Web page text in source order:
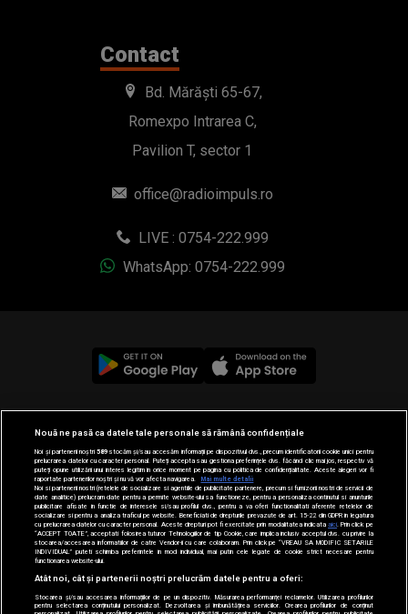
Contact
Bd. Mărăști 65-67,
Romexpo Intrarea C,
Pavilion T, sector 1
office@radioimpuls.ro
LIVE : 0754-222.999
WhatsApp: 0754-222.999
© 2019-2026 DOGAN MEDIA INTERNATIONAL SA, Toate
drepturile rezervate.
Nouă ne pasă ca datele tale personale să rămână confidențiale
Noi și partenerii noștri589stocăm și/sau accesăm informații pe dispozitivul dvs., precum identificatorii cookie unici pentru
prelucrarea datelor cu caracter personal. Puteți accepta sau gestiona preferințele dvs. făcând clic mai jos, respectiv vă
puteți opune utilizării unui interes legitim în orice moment pe pagina cu politica de confidențialitate. Aceste alegeri vor fi
raportate partenerilor noștri și nu vă vor afecta navigarea.
Mai multe detalii
Noi si partenerii nostri (retelele de socializare si agentiile de publicitate partenere, precum si furnizorii nostri de servicii de
date analitice) prelucram date pentru a permite website-ului sa functioneze, pentru a personaliza continutul si anunturile
publicitare afisate in functie de interesele si/sau profilul dvs., pentru a va oferi functionalitati aferente retelelor de
socializare si pentru a analiza traficul pe website. Beneficiati de drepturile prevazute de art. 15-22 din GDPR in legatura
cu prelucrarea datelor cu caracter personal. Aceste drepturi pot fi exercitate prin modalitatea indicataaici . Prin click pe
“ACCEPT TOATE”, acceptati folosirea tuturor Tehnologiilor de tip Cookie, care implica inclusiv acceptul dvs. cu privire la
stocarea/accesarea informatiilor de catre Vendor-ii cu care colaboram. Prin click pe “VREAU SA MODIFIC SETARILE
INDIVIDUAL” puteti schimba preferintele in mod individual, mai putin cele legate de cookie strict necesare pentru
functionarea website-ului.
Atât noi, cât și partenerii noștri prelucrăm datele pentru a oferi:
Stocarea și/sau accesarea informațiilor de pe un dispozitiv. Măsurarea performanței reclamelor. Utilizarea profilurilor
pentru selectarea conținutului personalizat. Dezvoltarea și îmbunătățirea serviciilor. Crearea profilurilor de conținut